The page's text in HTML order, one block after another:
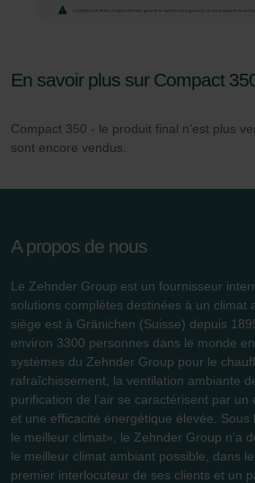
En savoir plus sur Compact
Compact 350 - le produit final n'est plus
sont encore vendus.
A propos de nous
Le Zehnder Group est un fournisseur
solutions complètes destinées à un climat
siège est à Gränichen (Suisse) depuis
environ 3300 personnes dans le monde
systèmes du Zehnder Group pour le
rafraîchissement, la ventilation ambiante
purification de l’air se caractérisent par un
et une efficacité énergétique élevée. Sous
le meilleur climat», le Zehnder Group n’a
le meilleur climat ambiant possible, dans le
premier interlocuteur de ses clients et un